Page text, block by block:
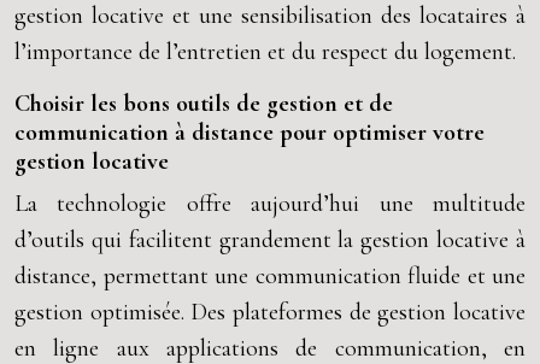
gestion locative et une sensibilisation des locataires à
l’importance de l’entretien et du respect du logement.
Choisir les bons outils de gestion et de
communication à distance pour optimiser votre
gestion locative
La technologie offre aujourd’hui une multitude
d’outils qui facilitent grandement la gestion locative à
distance, permettant une communication fluide et une
gestion optimisée. Des plateformes de gestion locative
en ligne aux applications de communication, en